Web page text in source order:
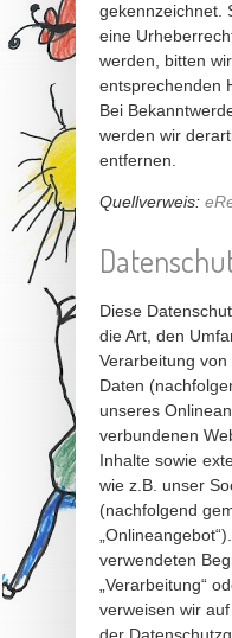
gekennzeichnet.
eine
werden, bitten
entsprechenden
Bei
werden wir
entfernen.
Quellverweis:
Diese
die Art, den
Verarbeitung
Daten
unseres
verbundenen
Inhalte sowie
wie z.B. unser
(nachfolgend
verwendeten
„Verarbeitung“
verweisen wir
der